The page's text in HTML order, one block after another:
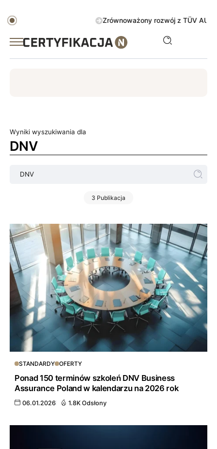
Zrównoważony rozwój z TÜV
Wyniki wyszukiwania dla
DNV
3 Publikacja
STANDARDY OFERTY
Ponad 150 terminów szkoleń DNV Business
Assurance Poland w kalendarzu na 2026 rok
06.01.2026 1.8K Odsłony